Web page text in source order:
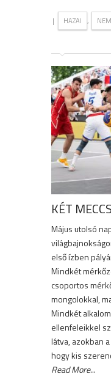
| HAZAI ,
KÉT
Május utolsó
első ízben
Mindkét
csoportos
mongolokkal,
Mindkét
ellenfeleikkel
látva, azokban
hogy kis
Read More...